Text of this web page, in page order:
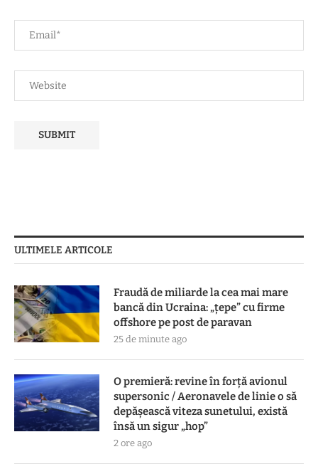
ULTIMELE ARTICOLE
Fraudă de miliarde la cea mai mare
bancă din Ucraina: „țepe” cu firme
offshore pe post de paravan
25 de minute ago
O premieră: revine în forță avionul
supersonic / Aeronavele de linie o să
depășească viteza sunetului, există
însă un sigur „hop”
2 ore ago